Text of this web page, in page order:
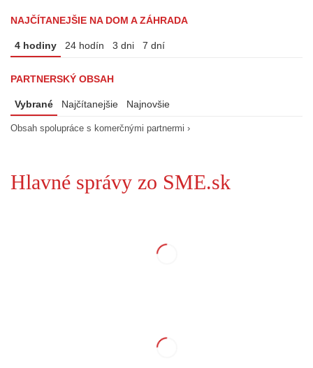
NAJČÍTANEJŠIE NA DOM A ZÁHRADA
4 hodiny 24 hodín 3 dni 7 dní
PARTNERSKÝ OBSAH
Vybrané Najčítanejšie Najnovšie
Obsah spolupráce s komerčnými partnermi ›
Hlavné správy zo SME.sk